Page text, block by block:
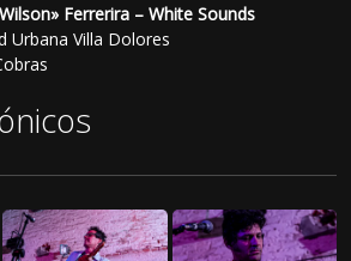
Ferrerira – White Sounds
Urbana Villa Dolores